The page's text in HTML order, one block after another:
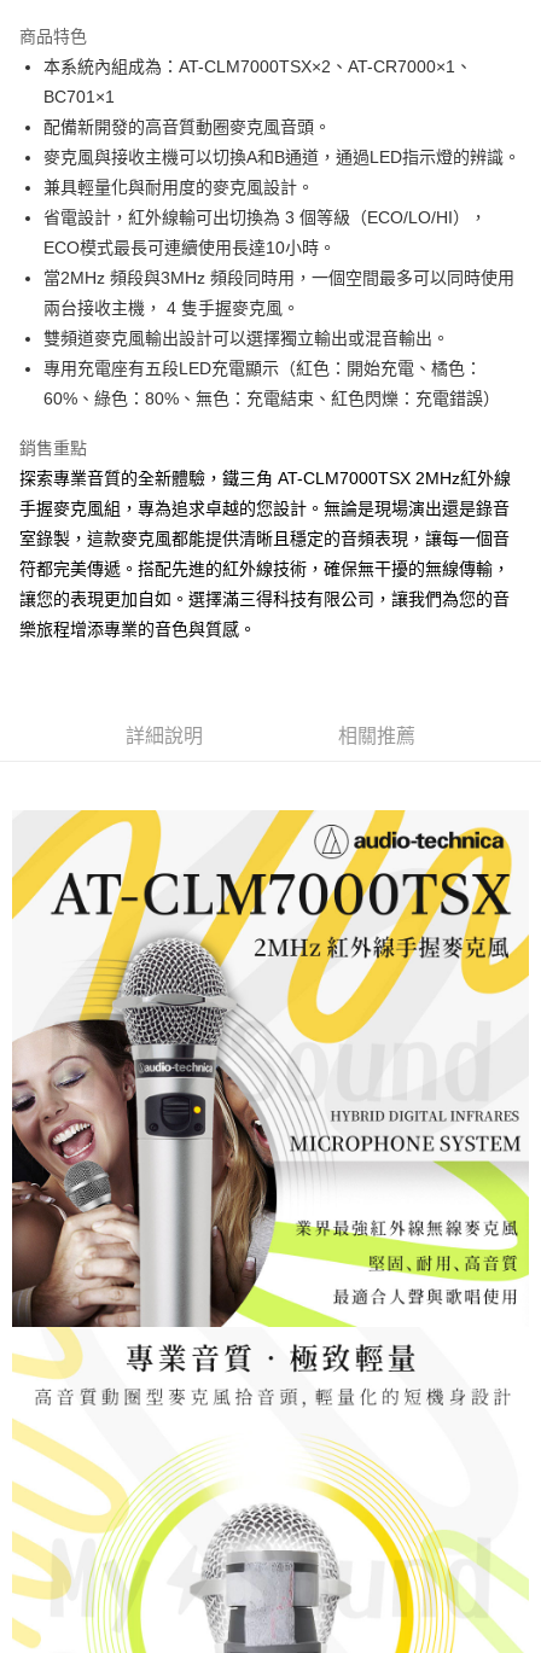
商品特色
本系統內組成為：AT-CLM7000TSX×2、AT-CR7000×1、
BC701×1
配備新開發的高音質動圈麥克風音頭。
麥克風與接收主機可以切換A和B通道，通過LED指示燈的辨識。
兼具輕量化與耐用度的麥克風設計。
省電設計，紅外線輸可出切換為 3 個等級（ECO/LO/HI），
ECO模式最長可連續使用長達10小時。
當2MHz 頻段與3MHz 頻段同時用，一個空間最多可以同時使用
兩台接收主機， 4 隻手握麥克風。
雙頻道麥克風輸出設計可以選擇獨立輸出或混音輸出。
專用充電座有五段LED充電顯示（紅色：開始充電、橘色：
60%、綠色：80%、無色：充電結束、紅色閃爍：充電錯誤）
銷售重點
探索專業音質的全新體驗，鐵三角 AT-CLM7000TSX 2MHz紅外線
手握麥克風組，專為追求卓越的您設計。無論是現場演出還是錄音
室錄製，這款麥克風都能提供清晰且穩定的音頻表現，讓每一個音
符都完美傳遞。搭配先進的紅外線技術，確保無干擾的無線傳輸，
讓您的表現更加自如。選擇滿三得科技有限公司，讓我們為您的音
樂旅程增添專業的音色與質感。
詳細說明 相關推薦